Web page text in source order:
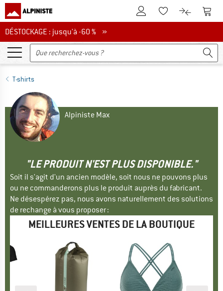
Vers le compte client
Vers la liste
Vers le
DÉSTOCKAGE : jusqu'à -60 %
DÉSTOCKAGE : jusqu'à -60 % »
T-shirts
Alpiniste Max
"LE PRODUIT N'EST PLUS DISPONIBLE."
Soit il s'agit d'un ancien modèle, soit nous ne pouvons plus
ou ne commanderons plus le produit auprès du fabricant.
Ne désespérez pas, nous avons naturellement des solutions
de rechange à vous proposer :
MEILLEURES VENTES DE LA BOUTIQUE